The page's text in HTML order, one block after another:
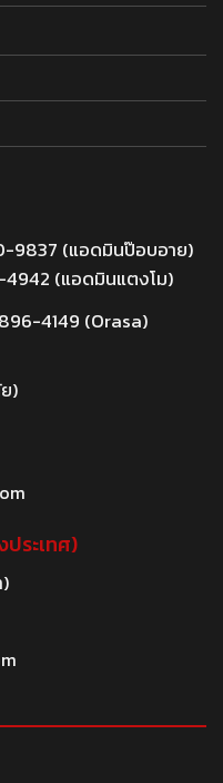
9837 (แอดมินป๊อบอาย)
4942 (แอดมินแตงโม)
4149 (Orasa)
)
ระเทศ)